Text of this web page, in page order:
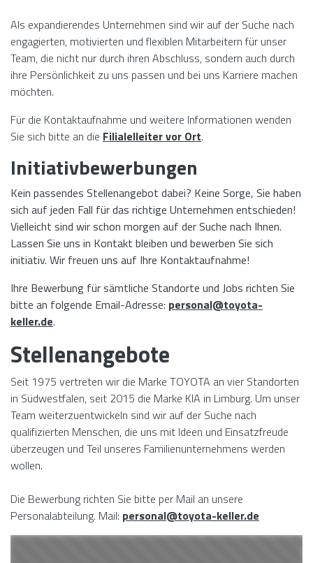
Als expandierendes Unternehmen sind wir auf der Suche nach
engagierten, motivierten und flexiblen Mitarbeitern für unser
Team, die nicht nur durch ihren Abschluss, sondern auch durch
ihre Persönlichkeit zu uns passen und bei uns Karriere machen
möchten.
Für die Kontaktaufnahme und weitere Informationen wenden
Sie sich bitte an die Filialelleiter vor Ort.
Initiativbewerbungen
Kein passendes Stellenangebot dabei? Keine Sorge, Sie haben
sich auf jeden Fall für das richtige Unternehmen entschieden!
Vielleicht sind wir schon morgen auf der Suche nach Ihnen.
Lassen Sie uns in Kontakt bleiben und bewerben Sie sich
initiativ. Wir freuen uns auf Ihre Kontaktaufnahme!
Ihre Bewerbung für sämtliche Standorte und Jobs richten Sie
bitte an folgende Email-Adresse: personal@toyota-
keller.de.
Stellenangebote
Seit 1975 vertreten wir die Marke TOYOTA an vier Standorten
in Südwestfalen, seit 2015 die Marke KIA in Limburg. Um unser
Team weiterzuentwickeln sind wir auf der Suche nach
qualifizierten Menschen, die uns mit Ideen und Einsatzfreude
überzeugen und Teil unseres Familienunternehmens werden
wollen.
Die Bewerbung richten Sie bitte per Mail an unsere
Personalabteilung. Mail: personal@toyota-keller.de